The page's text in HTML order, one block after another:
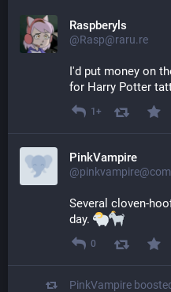
Raspberyls
@Rasp@raru.re
I'd put money on
for Harry Potter
1+
PinkVampire
Several cloven-
day.
0
PinkVampire